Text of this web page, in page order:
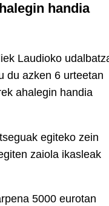
handia
Laudioko
du azken 6 urteetan
ahalegin handia
egiteko zein
zaiola ikasleak
5000 eurotan